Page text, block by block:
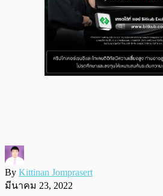
By Kittinan Jomprasert
มีนาคม 23, 2022